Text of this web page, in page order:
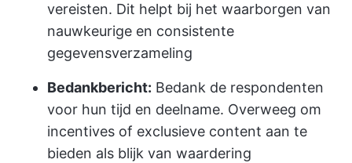
vereisten. Dit helpt bij het waarborgen van
nauwkeurige en consistente
gegevensverzameling
Bedankbericht: Bedank de respondenten
voor hun tijd en deelname. Overweeg om
incentives of exclusieve content aan te
bieden als blijk van waardering